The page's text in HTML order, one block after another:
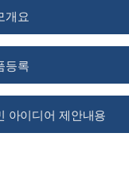
개요
등록
아이디어 제안내용